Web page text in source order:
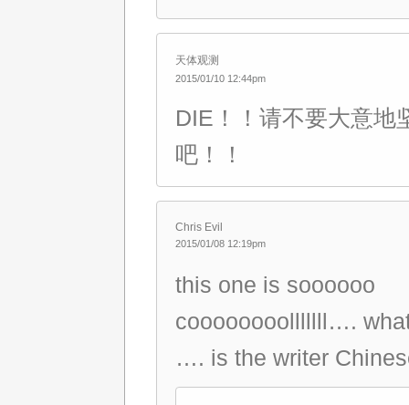
天体观测
2015/01/10 12:44pm
DIE！！请不要大意地
吧！！
Chris Evil
2015/01/08 12:19pm
this one is soooooo
coooooooolllllll….
…. is the writer